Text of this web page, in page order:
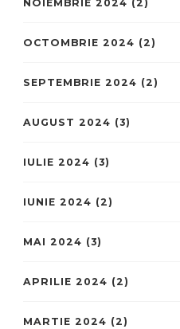
NOIEMBRIE 2024 (2)
OCTOMBRIE 2024 (2)
SEPTEMBRIE 2024 (2)
AUGUST 2024 (3)
IULIE 2024 (3)
IUNIE 2024 (2)
MAI 2024 (3)
APRILIE 2024 (2)
MARTIE 2024 (2)